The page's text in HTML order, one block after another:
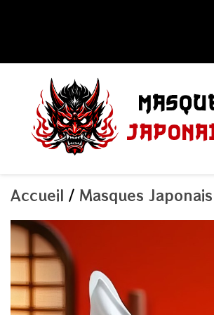
Accueil / Masques Japonais